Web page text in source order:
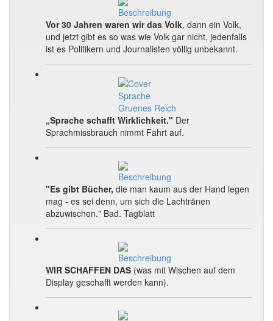
Vor 30 Jahren waren wir das Volk, dann ein Volk,
und jetzt gibt es so was wie Volk gar nicht, jedenfalls
ist es Politikern und Journalisten völlig unbekannt.
„Sprache schafft Wirklichkeit." Der
Sprachmissbrauch nimmt Fahrt auf.
"Es gibt Bücher, die man kaum aus der Hand legen
mag - es sei denn, um sich die Lachtränen
abzuwischen." Bad. Tagblatt
WIR SCHAFFEN DAS (was mit Wischen auf dem
Display geschafft werden kann).